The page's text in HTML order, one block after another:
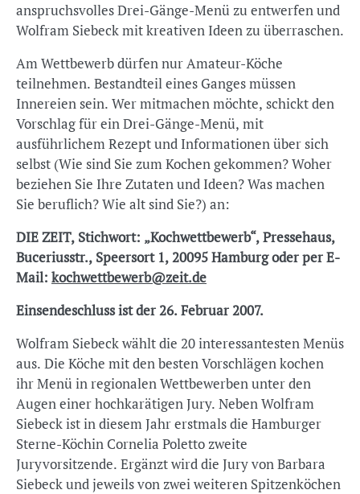
anspruchsvolles Drei-Gänge-Menü zu entwerfen und
Wolfram Siebeck mit kreativen Ideen zu überraschen.
Am Wettbewerb dürfen nur Amateur-Köche
teilnehmen. Bestandteil eines Ganges müssen
Innereien sein. Wer mitmachen möchte, schickt den
Vorschlag für ein Drei-Gänge-Menü, mit
ausführlichem Rezept und Informationen über sich
selbst (Wie sind Sie zum Kochen gekommen? Woher
beziehen Sie Ihre Zutaten und Ideen? Was machen
Sie beruflich? Wie alt sind Sie?) an:
DIE ZEIT, Stichwort: „Kochwettbewerb“, Pressehaus,
Buceriusstr., Speersort 1, 20095 Hamburg oder per E-
Mail: kochwettbewerb@zeit.de
Einsendeschluss ist der 26. Februar 2007.
Wolfram Siebeck wählt die 20 interessantesten Menüs
aus. Die Köche mit den besten Vorschlägen kochen
ihr Menü in regionalen Wettbewerben unter den
Augen einer hochkarätigen Jury. Neben Wolfram
Siebeck ist in diesem Jahr erstmals die Hamburger
Sterne-Köchin Cornelia Poletto zweite
Juryvorsitzende. Ergänzt wird die Jury von Barbara
Siebeck und jeweils von zwei weiteren Spitzenköchen